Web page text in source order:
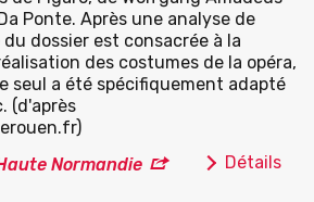
Ponte. Après une analyse de
dossier est consacrée à la
des costumes de la opéra,
seul a été spécifiquement adapté
(d'après
Normandie
Détails